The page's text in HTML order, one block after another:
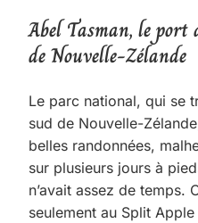
Abel Tasman, le port
de Nouvelle-Zélande
Le parc national, qui se
sud de Nouvelle-
belles randonnées,
sur plusieurs jours à
n’avait assez de temps.
seulement au Split